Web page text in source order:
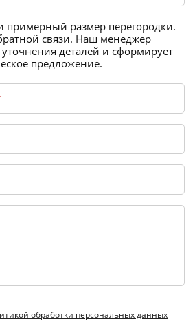
примерный размер перегородки.
связи. Наш менеджер
деталей и сформирует
предложение.
обработки персональных данных